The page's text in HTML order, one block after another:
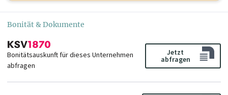
Bonität & Dokumente
Bonitätsauskunft für dieses Unternehmen
abfragen
Jetzt
abfragen